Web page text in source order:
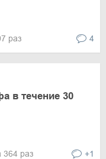
раз 4
в течение 30
364 раз +1